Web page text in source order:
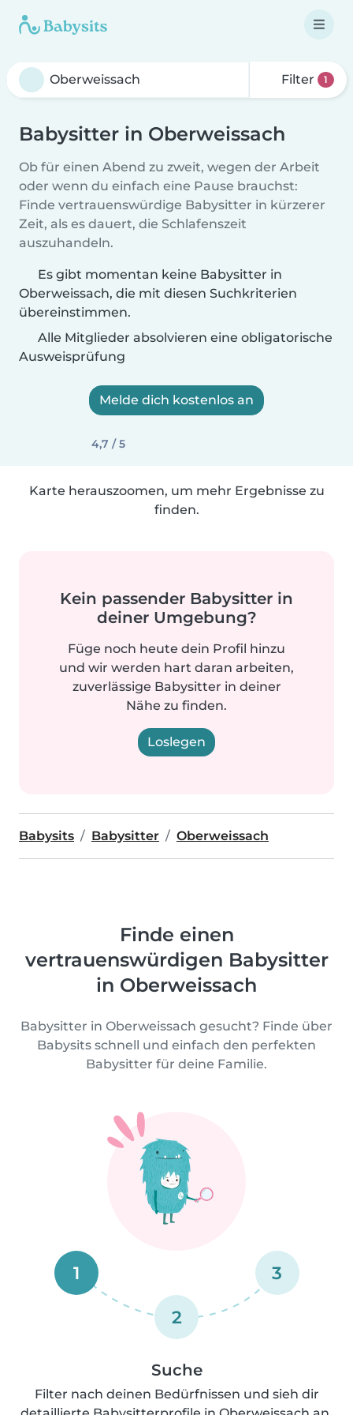
Filter 1
Babysitter in Oberweissach
Ob für einen Abend zu zweit, wegen der Arbeit
oder wenn du einfach eine Pause brauchst:
Finde vertrauenswürdige Babysitter in kürzerer
Zeit, als es dauert, die Schlafenszeit
auszuhandeln.
Es gibt momentan keine Babysitter in
Oberweissach, die mit diesen Suchkriterien
übereinstimmen.
Alle Mitglieder absolvieren eine obligatorische
Ausweisprüfung
Melde dich kostenlos an
4,7 / 5
Karte herauszoomen, um mehr Ergebnisse zu
finden.
Kein passender Babysitter in
deiner Umgebung?
Füge noch heute dein Profil hinzu
und wir werden hart daran arbeiten,
zuverlässige Babysitter in deiner
Nähe zu finden.
Loslegen
Babysits Babysitter Oberweissach
Finde einen
vertrauenswürdigen Babysitter
in Oberweissach
Babysitter in Oberweissach gesucht? Finde über
Babysits schnell und einfach den perfekten
Babysitter für deine Familie.
1
2
3
Suche
Filter nach deinen Bedürfnissen und sieh dir